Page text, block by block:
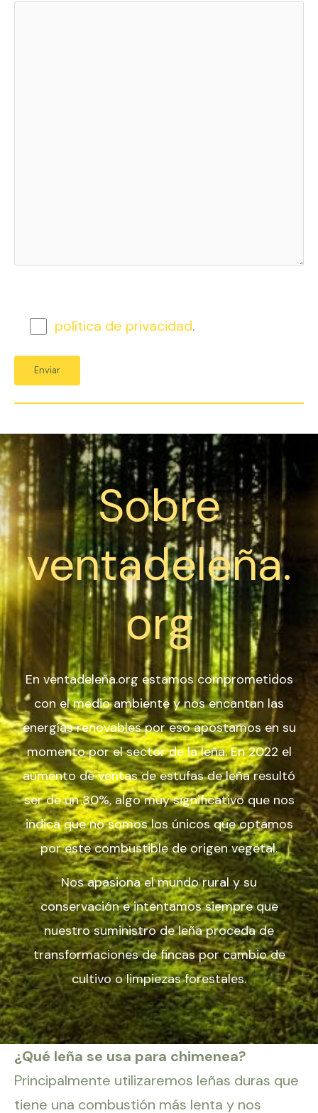
política de privacidad.
Sobre
ventadeleña.
org
En ventadeleña.org estamos comprometidos
con el medio ambiente y nos encantan las
energías renovables por eso apostamos en su
momento por el sector de la leña. En 2022 el
aumento de ventas de estufas de leña resultó
ser de un 30%, algo muy significativo que nos
indica que no somos los únicos que optamos
por este combustible de origen vegetal.
Nos apasiona el mundo rural y su
conservación e intentamos siempre que
nuestro suministro de leña proceda de
transformaciones de fincas por cambio de
cultivo o limpiezas forestales.
¿Qué leña se usa para chimenea?
Principalmente utilizaremos leñas duras que
tiene una combustión más lenta y nos